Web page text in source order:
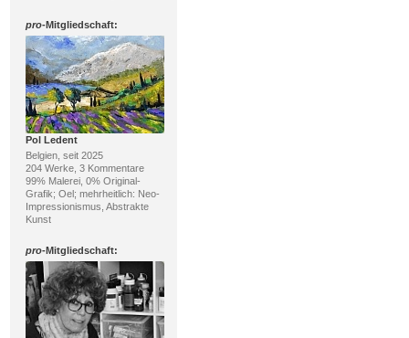
pro-Mitgliedschaft:
Pol Ledent
Belgien, seit 2025
204 Werke, 3 Kommentare
99% Malerei, 0% Original-
Grafik; Oel; mehrheitlich: Neo-
Impressionismus, Abstrakte
Kunst
pro-Mitgliedschaft: